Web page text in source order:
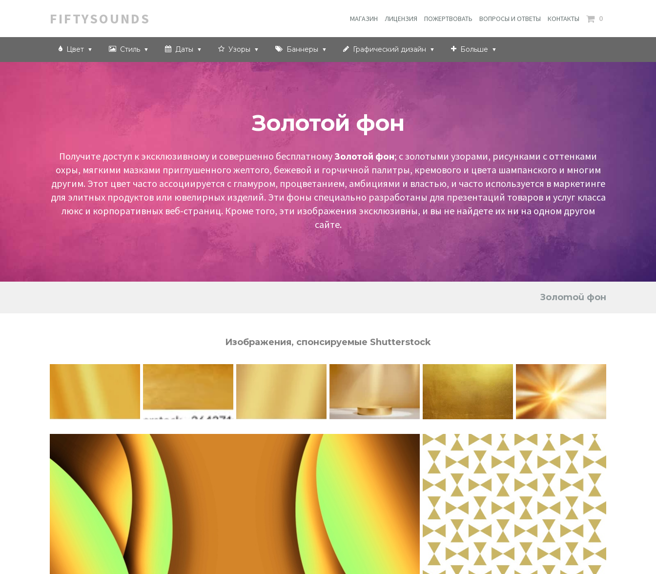
FIFTYSOUNDS МАГАЗИН ЛИЦЕНЗИЯ ПОЖЕРТВОВАТЬ ВОПРОСЫ И ОТВЕТЫ КОНТАКТЫ 0
Цвет Стиль Даты Узоры Баннеры Графический дизайн Больше
Золотой фон
Получите доступ к эксклюзивному и совершенно бесплатномуЗолотой фон; с золотыми узорами, рисунками с оттенками
охры, мягкими мазками приглушенного желтого, бежевой и горчичной палитры, кремового и цвета шампанского и многим
другим. Этот цвет часто ассоциируется с гламуром, процветанием, амбициями и властью, и часто используется в маркетинге
для элитных продуктов или ювелирных изделий. Эти фоны специально разработаны для презентаций товаров и услуг класса
люкс и корпоративных веб-страниц. Кроме того, эти изображения эксклюзивны, и вы не найдете их ни на одном другом
сайте.
Золотой фон
Изображения, спонсируемые Shutterstock